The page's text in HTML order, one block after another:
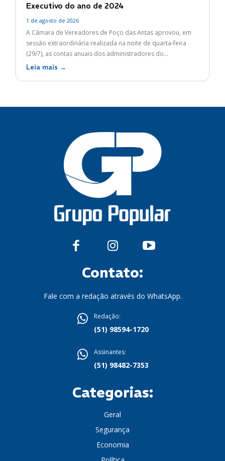
Executivo do ano de 2024
1 de agosto de 2026
A Câmara de Vereadores de Poço das Antas aprovou, em
sessão extraordinária realizada na noite de quarta-feira
(29/7), as contas anuais dos administradores do...
Leia mais →
Contato:
Fale com a redação através do WhatsApp.
Redação:
(51) 98594-1720
Assinantes:
(51) 98482-7353
Categorias:
Geral
Segurança
Economia